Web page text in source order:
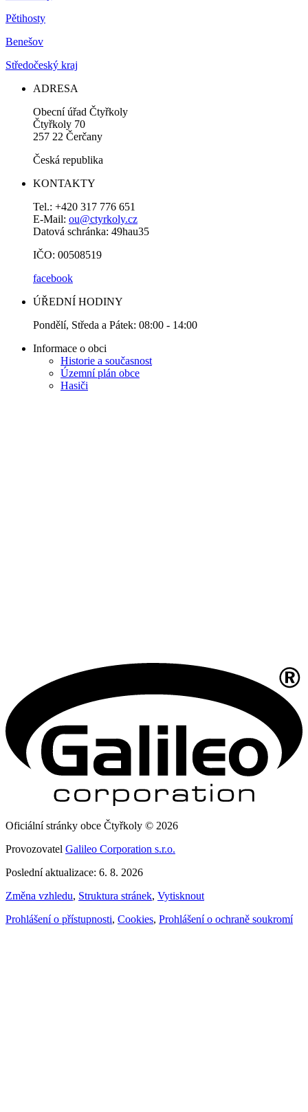
Pětihosty
Benešov
Středočeský kraj
ADRESA
Obecní úřad Čtyřkoly
Čtyřkoly 70
257 22 Čerčany
Česká republika
KONTAKTY
Tel.: +420 317 776 651
E-Mail: ou@ctyrkoly.cz
Datová schránka: 49hau35
IČO: 00508519
facebook
ÚŘEDNÍ HODINY
Pondělí, Středa a Pátek: 08:00 - 14:00
Informace o obci
Historie a současnost
Územní plán obce
Hasiči
Oficiální stránky obce Čtyřkoly © 2026
Provozovatel Galileo Corporation s.r.o.
Poslední aktualizace: 6. 8. 2026
Změna vzhledu, Struktura stránek, Vytisknout
Prohlášení o přístupnosti, Cookies, Prohlášení o ochraně soukromí